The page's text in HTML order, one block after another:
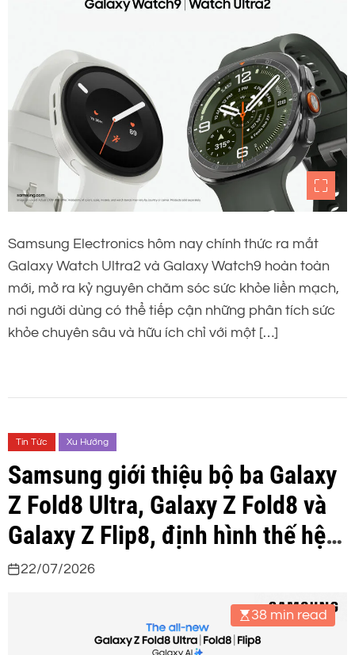
Samsung Electronics hôm nay chính thức ra mắt
Galaxy Watch Ultra2 và Galaxy Watch9 hoàn toàn
mới, mở ra kỷ nguyên chăm sóc sức khỏe liền mạch,
nơi người dùng có thể tiếp cận những phân tích sức
khỏe chuyên sâu và hữu ích chỉ với một […]
Tin Tức Xu Hướng
Samsung giới thiệu bộ ba Galaxy
Z Fold8 Ultra, Galaxy Z Fold8 và
Galaxy Z Flip8, định hình thế hệ
Galaxy Gập Chuẩn Mới
22/07/2026
38 min read